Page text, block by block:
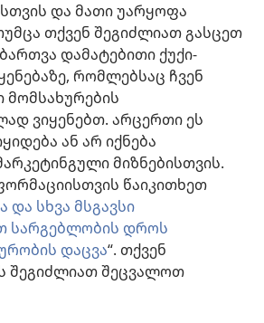
და მათი უარყოფა
თქვენ შეგიძლიათ გასცეთ
დამატებითი ქუქი-
რომლებსაც ჩვენ
ვიყენებთ. არცერთი ეს
ან არ იქნება
მიზნებისთვის.
წაიკითხეთ
და სხვა მსგავსი
სარგებლობის დროს
დაცვა“. თქვენ
შეგიძლიათ შეცვალოთ
მიმართეთ თქვენს ექიმს ან სხვა
პერსონალს, როდესაც
გექმნებათ ან საჭიროებთ მკურნალობას.
რომ რაღაც გაწუხებთ.
შესაძლებელიადადგენილი წესების
Bible and Tract Society of Pennsylvania.
ᲞᲐᲠᲐᲛᲔᲢᲠᲔᲑᲘ